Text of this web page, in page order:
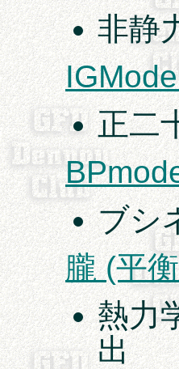
非静
正二
ブシ
朧 (平
熱力
出